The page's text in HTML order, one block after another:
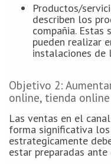
Productos/
describen los
compañia.
pueden realizar
instalaciones de
Objetivo 2:
online, tienda online
Las ventas en el
forma significativa
estrategicamente
estar preparadas